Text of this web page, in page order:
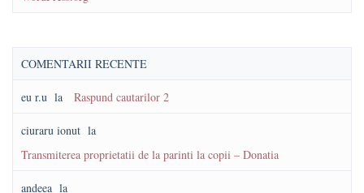
COMENTARII RECENTE
eu r.u la Raspund cautarilor 2
ciuraru ionut la
Transmiterea proprietatii de la parinti la copii – Donatia
andeea la